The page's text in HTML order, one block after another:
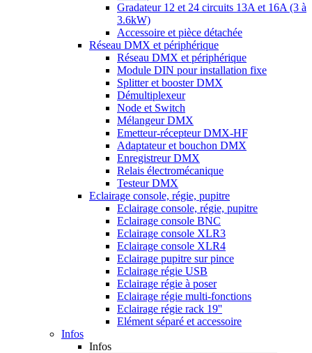
Gradateur 12 et 24 circuits 13A et 16A (3 à
3.6kW)
Accessoire et pièce détachée
Réseau DMX et périphérique
Réseau DMX et périphérique
Module DIN pour installation fixe
Splitter et booster DMX
Démultiplexeur
Node et Switch
Mélangeur DMX
Emetteur-récepteur DMX-HF
Adaptateur et bouchon DMX
Enregistreur DMX
Relais électromécanique
Testeur DMX
Eclairage console, régie, pupitre
Eclairage console, régie, pupitre
Eclairage console BNC
Eclairage console XLR3
Eclairage console XLR4
Eclairage pupitre sur pince
Eclairage régie USB
Eclairage régie à poser
Eclairage régie multi-fonctions
Eclairage régie rack 19''
Elément séparé et accessoire
Infos
Infos